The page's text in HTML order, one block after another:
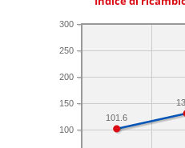
100
150
200
250
300
101.6